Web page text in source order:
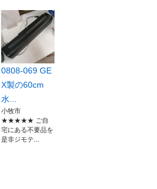
0808-069 GE
X製の60cm
水...
小牧市
★★★★★ ご自
宅にある不要品を
是非ジモテ...